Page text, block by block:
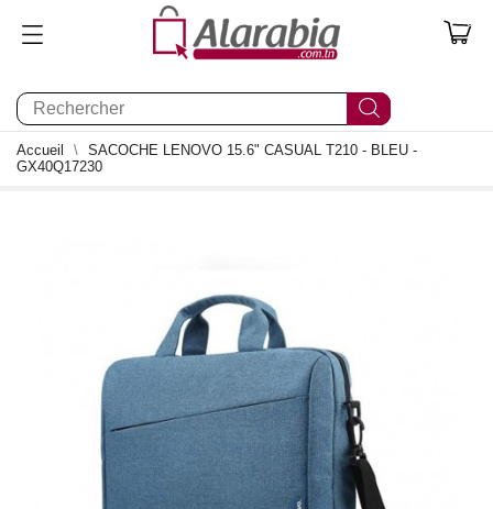
0
Accueil
SACOCHE LENOVO 15.6" CASUAL T210 - BLEU -
GX40Q17230